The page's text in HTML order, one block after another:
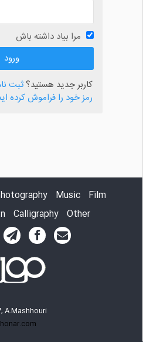
مرا بیاد داشته باش
کاربر جدید هستید؟ثبت نام
رمز خود را فراموش کرده
Music
Film
Calligraphy Other
A.Mashhouri